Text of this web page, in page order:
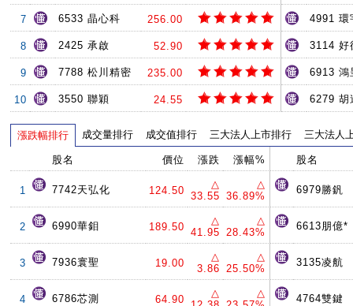
7 6533 晶心科 256.00
8 2425 承啟 52.90
9 7788 松川精密 235.00
10 3550 聯穎 24.55
4991 環
3114 好
6913 鴻
6279 胡
漲跌幅排行 成交量排行 成交值排行 三大法人上市排行 三大法人
股名 價位 漲跌 漲幅%
1 7742天弘化 124.50
△
33.55
△
36.89%
2 6990華鉬 189.50
△
41.95
△
28.43%
3 7936寰聖 19.00
△
3.86
△
25.50%
4 6786芯測 64.90
△
△
股名
6979勝釩
6613朋億*
3135凌航
4764雙鍵